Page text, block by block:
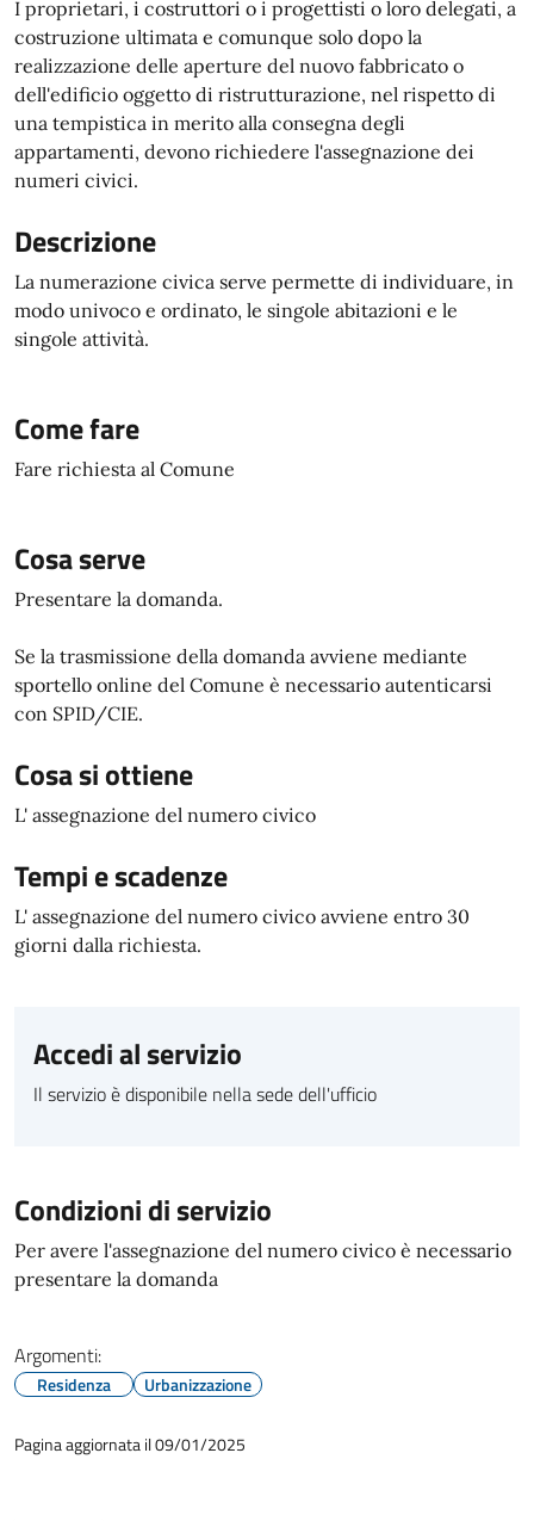
I proprietari, i costruttori o i progettisti o loro delegati, a
costruzione ultimata e comunque solo dopo la
realizzazione delle aperture del nuovo fabbricato o
dell'edificio oggetto di ristrutturazione, nel rispetto di
una tempistica in merito alla consegna degli
appartamenti, devono richiedere l'assegnazione dei
numeri civici.
Descrizione
La numerazione civica serve permette di individuare, in
modo univoco e ordinato, le singole abitazioni e le
singole attività.
Come fare
Fare richiesta al Comune
Cosa serve
Presentare la domanda.
Se la trasmissione della domanda avviene mediante
sportello online del Comune è necessario autenticarsi
con SPID/CIE.
Cosa si ottiene
L' assegnazione del numero civico
Tempi e scadenze
L' assegnazione del numero civico avviene entro 30
giorni dalla richiesta.
Accedi al servizio
Il servizio è disponibile nella sede dell'ufficio
Condizioni di servizio
Per avere l'assegnazione del numero civico è necessario
presentare la domanda
Argomenti:
Residenza Urbanizzazione
Pagina aggiornata il 09/01/2025